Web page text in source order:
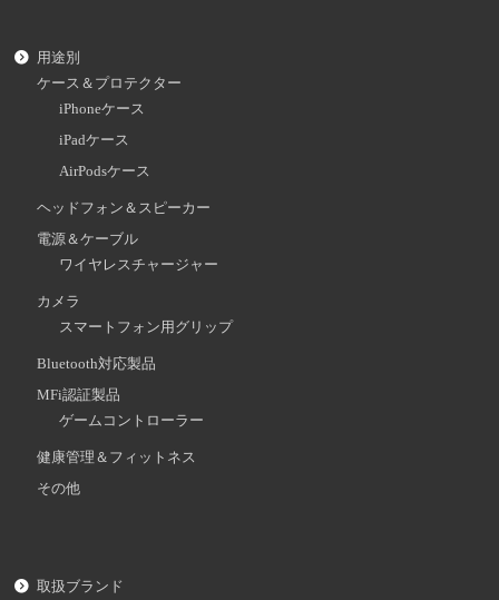
用途別
ケース＆プロテクター
iPhoneケース
iPadケース
AirPodsケース
ヘッドフォン＆スピーカー
電源＆ケーブル
ワイヤレスチャージャー
カメラ
スマートフォン用グリップ
Bluetooth対応製品
MFi認証製品
ゲームコントローラー
健康管理＆フィットネス
その他
取扱ブランド